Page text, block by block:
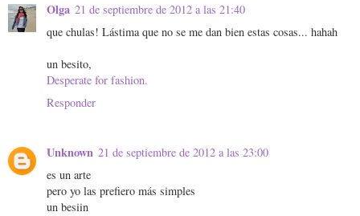
Olga 21 de septiembre de 2012 a las 21:40
que chulas! Lástima que no se me dan bien estas cosas... hahah
un besito,
Desperate for fashion.
Responder
Unknown 21 de septiembre de 2012 a las 23:00
es un arte
pero yo las prefiero más simples
un besiin